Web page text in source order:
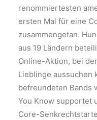
renommiertesten
ersten Mal für eine
zusammengetan.
aus 19 Ländern
Online-Aktion, bei
Lieblinge aussuchen
befreundeten Bands
You Know supportet
Core-